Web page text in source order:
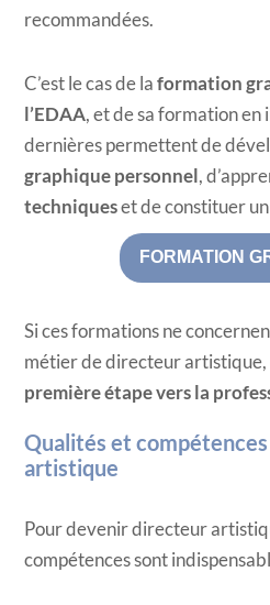
recommandées.
C’est le cas de la formation
l’EDAA, et de sa formation en
dernières permettent de
graphique personnel,
techniqueset de constituer un
FORMATION
Si ces formations ne
métier de directeur artistique,
première étape vers la
Qualités et
artistique
Pour devenir directeur
compétences sont